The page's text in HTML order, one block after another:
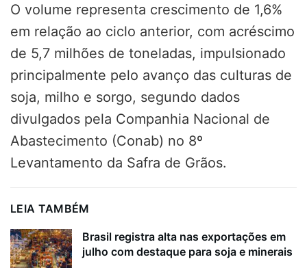
O volume representa crescimento de 1,6%
em relação ao ciclo anterior, com acréscimo
de 5,7 milhões de toneladas, impulsionado
principalmente pelo avanço das culturas de
soja, milho e sorgo, segundo dados
divulgados pela Companhia Nacional de
Abastecimento (Conab) no 8º
Levantamento da Safra de Grãos.
LEIA TAMBÉM
Brasil registra alta nas exportações em
julho com destaque para soja e minerais